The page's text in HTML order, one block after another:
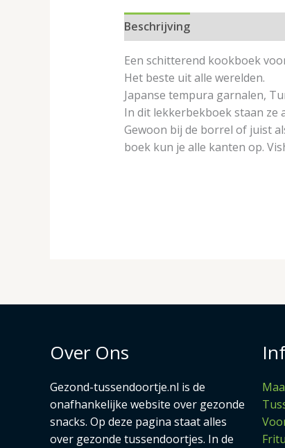
Beschrijving
Een schitterend kookboek
Het beste uit alle werelden.
Japanse tempura garnalen,
In dit lekkerbekboek staan ze
Gewoon bij de borrel of juist
boek kun je alle kanten op.
Over Ons
Gezond-tussendoortje.nl is de
onafhankelijke website over gezonde
snacks. Op deze pagina staat alles
over gezonde tussendoortjes. In de